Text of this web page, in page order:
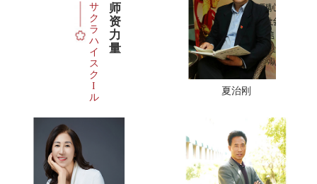
サ
ク
ラ
ハ
イ
ス
ク
I
ル
师
资
力
量
夏治刚